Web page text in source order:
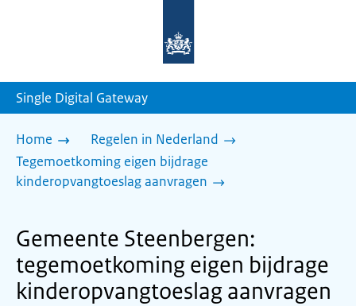
homepage
Single Digital Gateway
Home
Regelen in Nederland
Tegemoetkoming eigen bijdrage
kinderopvangtoeslag aanvragen
Gemeente Steenbergen:
tegemoetkoming eigen bijdrage
kinderopvangtoeslag aanvragen